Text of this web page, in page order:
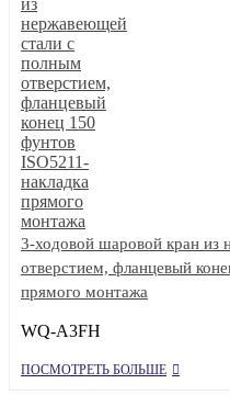
3-ходовой шаровой кран из
отверстием, фланцевый
прямого монтажа
WQ-A3FH
ПОСМОТРЕТЬ БОЛЬШЕ